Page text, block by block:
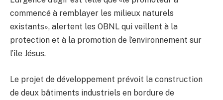
commencé à remblayer les milieux naturels
existants», alertent les OBNL qui veillent à la
protection et à la promotion de l’environnement sur
l’île Jésus.
Le projet de développement prévoit la construction
de deux bâtiments industriels en bordure de